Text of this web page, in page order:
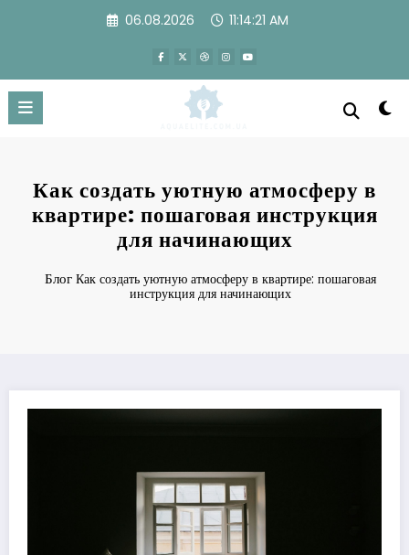
06.08.2026 11:14:22 AM
Как создать уютную атмосферу в
квартире: пошаговая инструкция
для начинающих
Блог Как создать уютную атмосферу в квартире: пошаговая
инструкция для начинающих